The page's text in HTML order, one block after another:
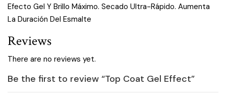
Efecto Gel Y Brillo Máximo. Secado Ultra-Rápido. Aumenta
La Duración Del Esmalte
Reviews
There are no reviews yet.
Be the first to review “Top Coat Gel Effect”